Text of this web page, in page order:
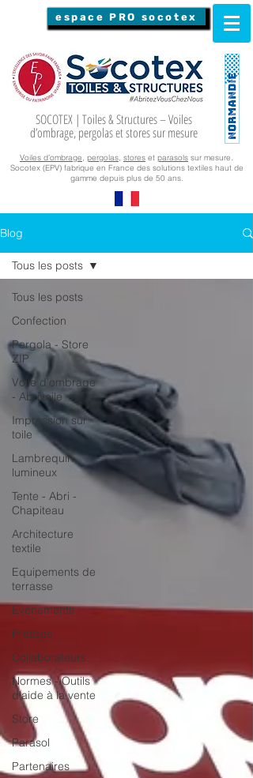
espace PRO socotex
SOCOTEX | Toiles & Structures – Voiles
d’ombrage, pergolas et stores sur mesure
Voiles d’ombrage, pergolas, stores et parasols sur mesure.
Socotex (EPV) fabrique en France des solutions textiles haut de
gamme depuis plus de 50 ans.
Blog
Tous les posts
Confection
Pergola - Store
ZIP
Voile d'ombrage
- Abrivoile
Impression sur
toile
Lambrequin
lumineux
Tente - Abri -
Chapiteau
Architecture
textile
Equipements de
terrasse
Evénements
Presses
Collaborateurs
Normes - Outils
d'aide à la vente
Store
Parasol
Partenaires
Tous les posts